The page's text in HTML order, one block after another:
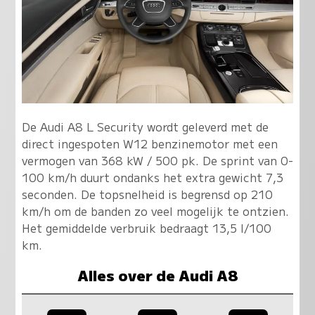
De Audi A8 L Security wordt geleverd met de
direct ingespoten W12 benzinemotor met een
vermogen van 368 kW / 500 pk. De sprint van 0-
100 km/h duurt ondanks het extra gewicht 7,3
seconden. De topsnelheid is begrensd op 210
km/h om de banden zo veel mogelijk te ontzien.
Het gemiddelde verbruik bedraagt 13,5 l/100
km.
Alles over de Audi A8